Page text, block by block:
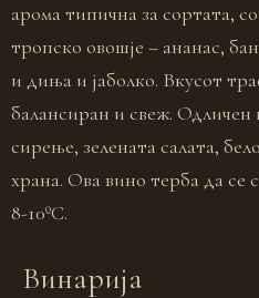
арома типична за сортата,
тропско овошје – ананас,
и диња и јаболко. Вкусот
балансиран и свеж.
сирење, зелената салата,
храна. Ова вино терба да се
8-10ºC.
Винарија